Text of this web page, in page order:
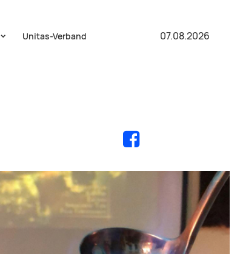
Unitas-Verband 07.08.2026